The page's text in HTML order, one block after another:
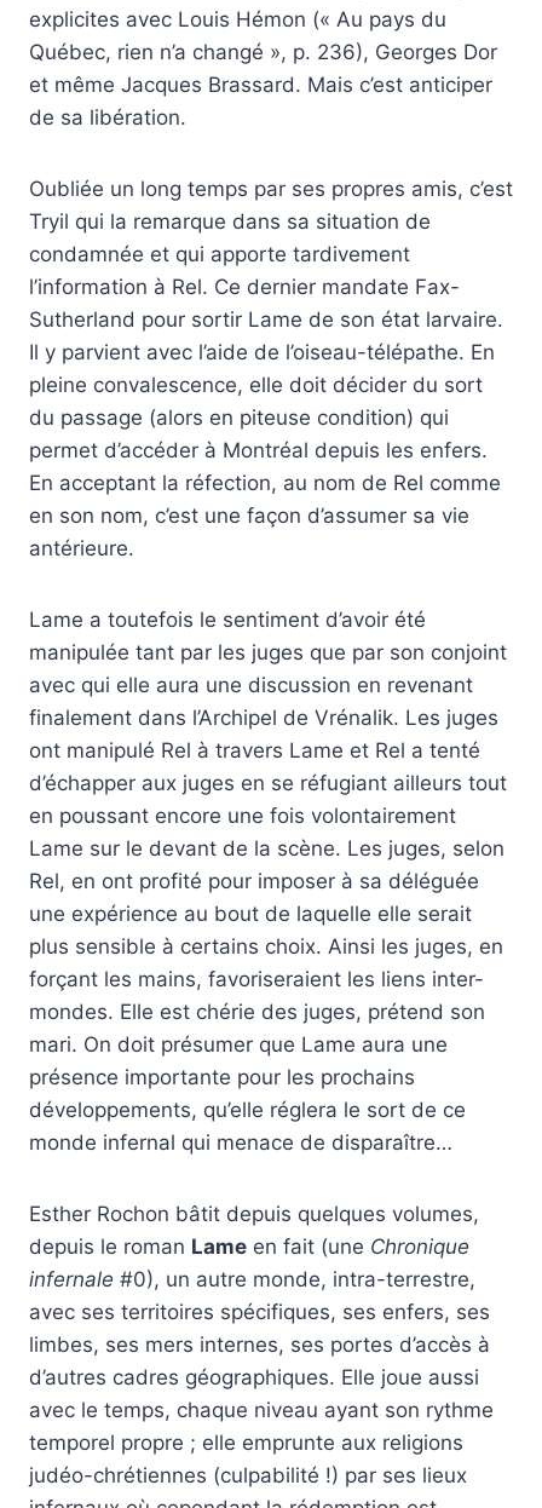
explicites avec Louis Hémon (« Au pays du
Québec, rien n’a changé », p. 236), Georges Dor
et même Jacques Brassard. Mais c’est anticiper
de sa libération.
Oubliée un long temps par ses propres amis, c’est
Tryil qui la remarque dans sa situation de
condamnée et qui apporte tardivement
l’information à Rel. Ce dernier mandate Fax-
Sutherland pour sortir Lame de son état larvaire.
Il y parvient avec l’aide de l’oiseau-télépathe. En
pleine convalescence, elle doit décider du sort
du passage (alors en piteuse condition) qui
permet d’accéder à Montréal depuis les enfers.
En acceptant la réfection, au nom de Rel comme
en son nom, c’est une façon d’assumer sa vie
antérieure.
Lame a toutefois le sentiment d’avoir été
manipulée tant par les juges que par son conjoint
avec qui elle aura une discussion en revenant
finalement dans l’Archipel de Vrénalik. Les juges
ont manipulé Rel à travers Lame et Rel a tenté
d’échapper aux juges en se réfugiant ailleurs tout
en poussant encore une fois volontairement
Lame sur le devant de la scène. Les juges, selon
Rel, en ont profité pour imposer à sa déléguée
une expérience au bout de laquelle elle serait
plus sensible à certains choix. Ainsi les juges, en
forçant les mains, favoriseraient les liens inter-
mondes. Elle est chérie des juges, prétend son
mari. On doit présumer que Lame aura une
présence importante pour les prochains
développements, qu’elle réglera le sort de ce
monde infernal qui menace de disparaître…
Esther Rochon bâtit depuis quelques volumes,
depuis le roman Lame en fait (une Chronique
infernale #0), un autre monde, intra-terrestre,
avec ses territoires spécifiques, ses enfers, ses
limbes, ses mers internes, ses portes d’accès à
d’autres cadres géographiques. Elle joue aussi
avec le temps, chaque niveau ayant son rythme
temporel propre ; elle emprunte aux religions
judéo-chrétiennes (culpabilité !) par ses lieux